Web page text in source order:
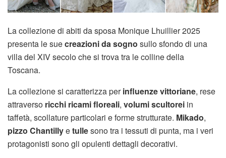
La collezione di abiti da sposa Monique Lhuillier 2025
presenta le suecreazioni da sogno sullo sfondo di una
villa del XIV secolo che si trova tra le colline della
Toscana.
La collezione si caratterizza perinfluenze vittoriane, rese
attraverso ricchi ricami floreali, volumi scultorei in
taffetà, scollature particolari e forme strutturate. Mikado,
pizzo Chantillyetullesono tra i tessuti di punta, ma i veri
protagonisti sono gli opulenti dettagli decorativi.